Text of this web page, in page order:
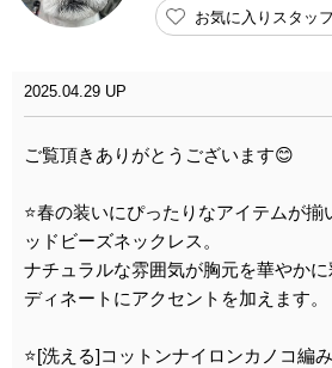
お気に入りスタッ
2025.04.29 UP
ご覧頂きありがとうございます😊
⭐️春の装いにぴったりなアイテムが揃
ッドビーズネックレス。
ナチュラルな雰囲気が胸元を華やか
ディネートにアクセントを加えます。
⭐️[洗える]コットンナイロンカノコ編み